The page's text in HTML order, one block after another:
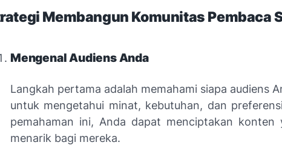
Membangun Komunitas Pembaca
Mengenal Audiens Anda
Langkah pertama adalah memahami siapa audiens
untuk mengetahui minat, kebutuhan, dan
pemahaman ini, Anda dapat menciptakan konten
menarik bagi mereka.